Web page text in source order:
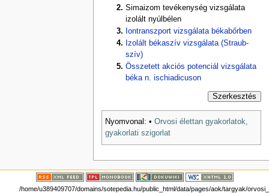
Simaizom tevékenység vizsgálata
izolált nyúlbélen
Iontranszport vizsgálata békabőrben
Izolált békaszív vizsgálata (Straub-
szív)
Összetett akciós potenciál vizsgálata
béka n. ischiadicuson
Szerkesztés
Nyomvonal: • Orvosi élettan gyakorlatok,
gyakorlati szigorlat
/home/u389409707/domains/sotepedia.hu/public_html/data/pages/aok/targyak/